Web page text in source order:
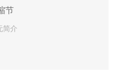
节
简介